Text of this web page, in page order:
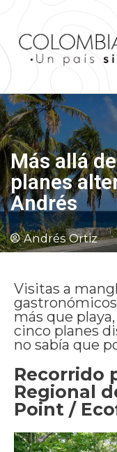
Más allá
planes
Andrés
Andrés Ortiz
Visitas a
más que
cinco planes
no sabía que
Recorrido
Regional
Point /